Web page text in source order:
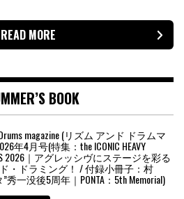
READ MORE
BOOK
magazine (リズム アンド ドラムマ
年4月号(特集：the ICONIC HEAVY
2026｜アグレッシヴにステージを彩る
・ドラミング！ / 付録小冊子：村
秀一没後5周年｜PONTA：5th Memorial)